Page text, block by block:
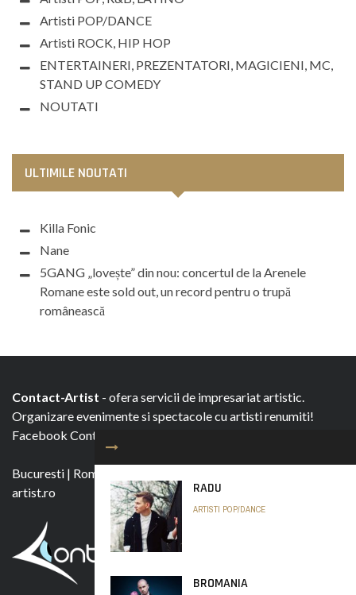
RADU
ARTISTI POP/DANCE
BROMANIA
Artisti POP/DANCE
Artisti ROCK, HIP HOP
ENTERTAINERI, PREZENTATORI, MAGICIENI, MC,
STAND UP COMEDY
NOUTATI
ULTIMILE NOUTATI
Killa Fonic
Nane
5GANG „lovește” din nou: concertul de la Arenele
Romane este sold out, un record pentru o trupă
românească
Contact-Artist - ofera servicii de impresariat artistic.
Organizare evenimente si spectacole cu artisti renumiti!
Facebook Contact-Artist.ro
Bucuresti | Romania
artist.ro